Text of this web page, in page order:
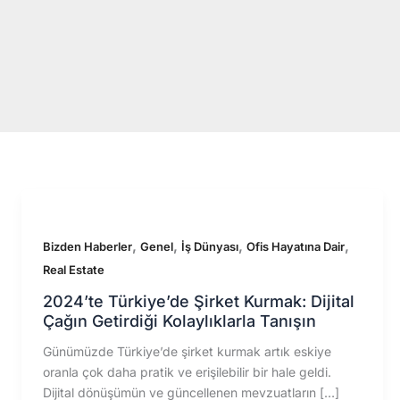
Bizden Haberler, Genel, İş Dünyası, Ofis Hayatına Dair,
Real Estate
2024’te Türkiye’de Şirket Kurmak: Dijital
Çağın Getirdiği Kolaylıklarla Tanışın
Günümüzde Türkiye’de şirket kurmak artık eskiye
oranla çok daha pratik ve erişilebilir bir hale geldi.
Dijital dönüşümün ve güncellenen mevzuatların […]